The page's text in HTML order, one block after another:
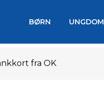
BØRN UNGDOM
fra OK